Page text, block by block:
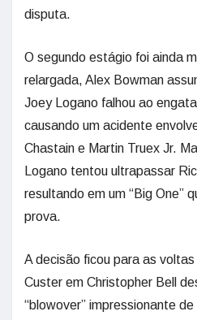
disputa.
O segundo estágio foi ainda
relargada, Alex Bowman
Joey Logano falhou ao
causando um acidente
Chastain e Martin Truex Jr.
Logano tentou ultrapassar
resultando em um “Big One”
prova.
A decisão ficou para as
Custer em Christopher Bell
“blowover” impressionante